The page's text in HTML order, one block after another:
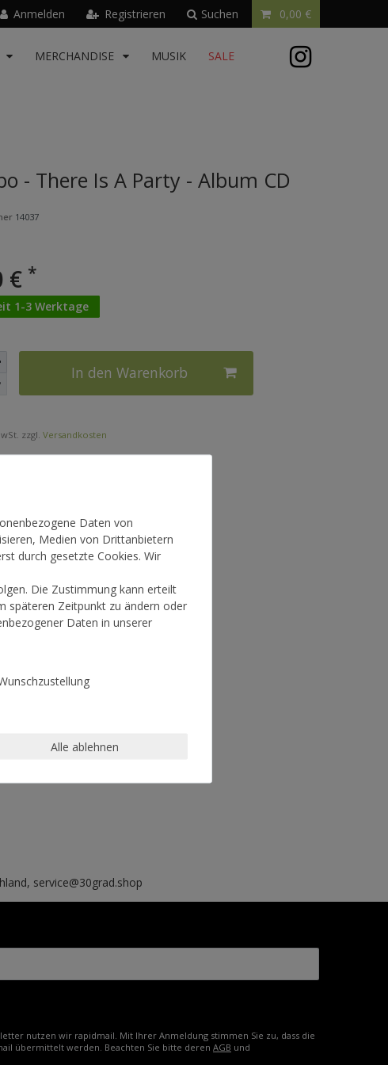
Anmelden Registrieren Suchen 0,00 €
MERCHANDISE MUSIK SALE
- There Is A Party - Album CD
14037
€ *
1-3 Werktage
In den Warenkorb
zzgl. Versandkosten
service@30grad.shop
nutzen wir rapidmail. Mit Ihrer Anmeldung stimmen Sie zu, dass die
übermittelt werden. Beachten Sie bitte deren AGB und
Daten von
Medien von Drittanbietern
durch gesetzte Cookies. Wir
Die Zustimmung kann erteilt
späteren Zeitpunkt zu ändern oder
Daten in unserer
Alle ablehnen